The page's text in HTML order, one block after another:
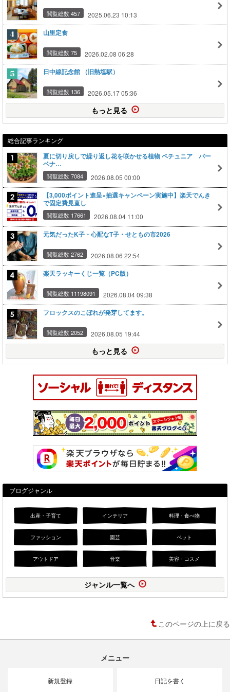
閲覧総数 457 2025.06.23 10:13
山里定食
閲覧総数 75 2026.02.08 06:28
日中線記念館 （旧熱塩駅）
閲覧総数 136 2026.05.17 05:36
もっと見る
総合記事ランキング
夏に切り戻しで繰り返し花を咲かせる植物 ペチュニア バー
ベナ…
閲覧総数 7084 2026.08.05 00:00
【3,000ポイント進呈×抽選キャンペーン実施中】楽天でんき
で固定費見直し
閲覧総数 17661 2026.08.04 11:00
元気だったK子・心配なT子・せともの市2026
閲覧総数 2762 2026.08.06 22:54
楽天ラッキーくじ一覧（PC版）
閲覧総数 11198091 2026.08.04 09:38
フロックスのこぼれが発芽してます。
閲覧総数 2052 2026.08.05 19:44
もっと見る
ブログジャンル
出産・子育て インテリア 料理・食べ物
ファッション 園芸 ペット
アウトドア 音楽 美容・コスメ
ジャンル一覧へ
このページの上に戻る
メニュー
新規登録 日記を書く